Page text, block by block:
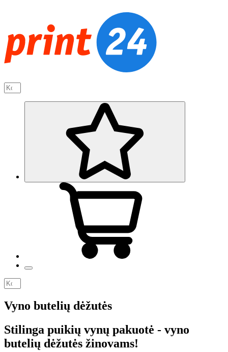
Vyno butelių dėžutės
Stilinga puikių vynų pakuotė - vyno
butelių dėžutės žinovams!